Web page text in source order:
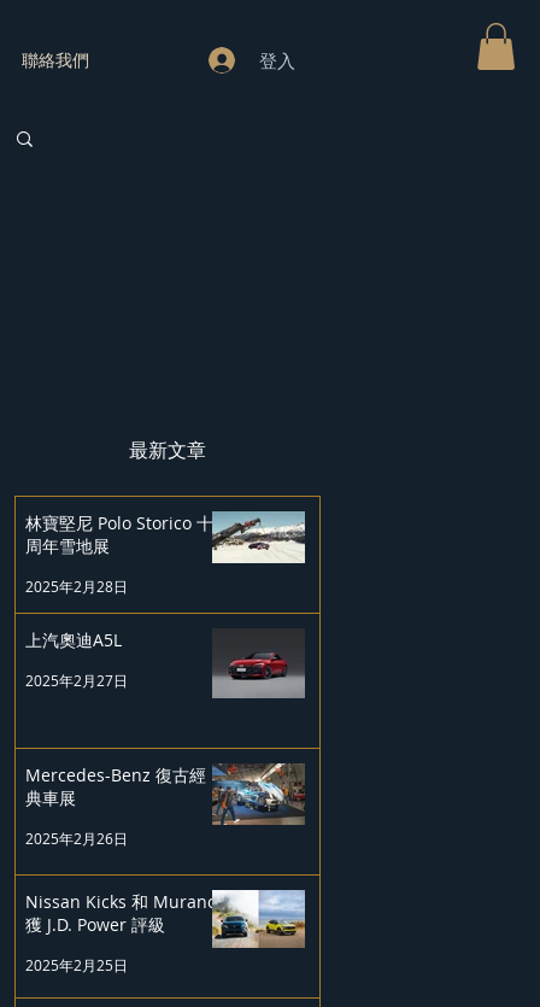
聯絡我們 登入
最新文章
林寶堅尼 Polo Storico 十
周年雪地展
2025年2月28日
上汽奧迪A5L
2025年2月27日
Mercedes-Benz 復古經
典車展
2025年2月26日
Nissan Kicks 和 Murano
獲 J.D. Power 評級
2025年2月25日